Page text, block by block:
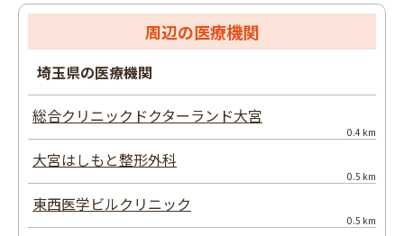
周辺の医療機関
埼玉県の医療機関
総合クリニックドクターランド大宮
0.4 km
大宮はしもと整形外科
0.5 km
東西医学ビルクリニック
0.5 km